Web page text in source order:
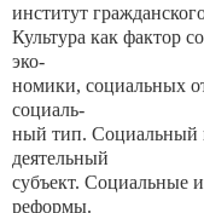
институт
Культура как фактор
эко-
номики, социальных
социаль-
ный тип. Социальный
деятельный
субъект. Социальные
реформы.